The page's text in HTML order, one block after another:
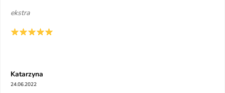
ekstra
Katarzyna
24.06.2022